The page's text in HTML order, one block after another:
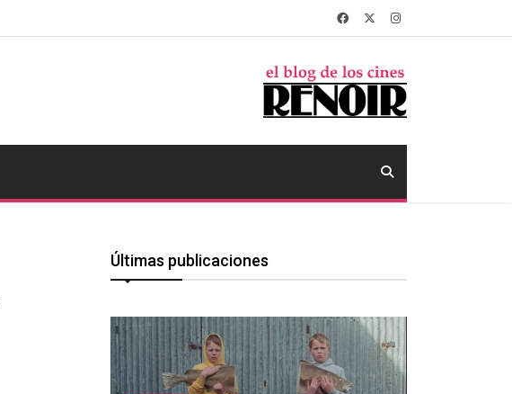
Últimas publicaciones